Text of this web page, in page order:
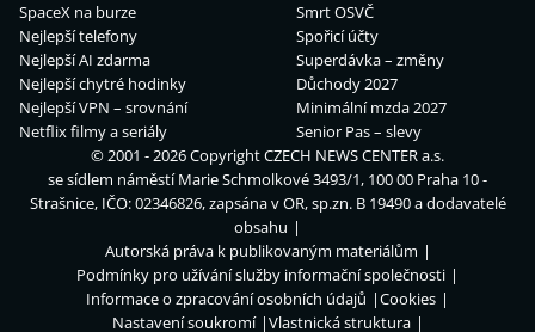
SpaceX na burze
Nejlepší telefony
Nejlepší AI zdarma
Nejlepší chytré hodinky
Nejlepší VPN – srovnání
Netflix filmy a seriály
Smrt OSVČ
Spořicí účty
Superdávka – změny
Důchody 2027
Minimální mzda 2027
Senior Pas – slevy
© 2001 - 2026 CopyrightCZECH NEWS CENTER a.s.
se sídlem náměstí Marie Schmolkové 3493/1, 100 00 Praha 10 -
Strašnice, IČO: 02346826, zapsána v OR, sp.zn. B 19490 a dodavatelé
obsahu
Autorská práva k publikovaným materiálům
Podmínky pro užívání služby informační společnosti
Informace o zpracování osobních údajů
Cookies
Nastavení soukromí
Vlastnická struktura